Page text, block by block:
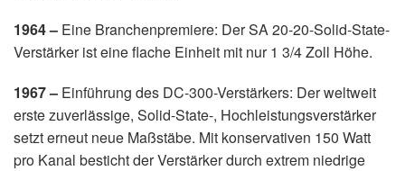
1964 – Eine Branchenpremiere: Der SA 20-20-Solid-State-
Verstärker ist eine flache Einheit mit nur 1 3/4 Zoll Höhe.
1967 – Einführung des DC-300-Verstärkers: Der weltweit
erste zuverlässige, Solid-State-, Hochleistungsverstärker
setzt erneut neue Maßstäbe. Mit konservativen 150 Watt
pro Kanal besticht der Verstärker durch extrem niedrige